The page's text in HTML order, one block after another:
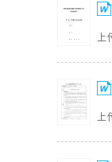
情况检查
上
上